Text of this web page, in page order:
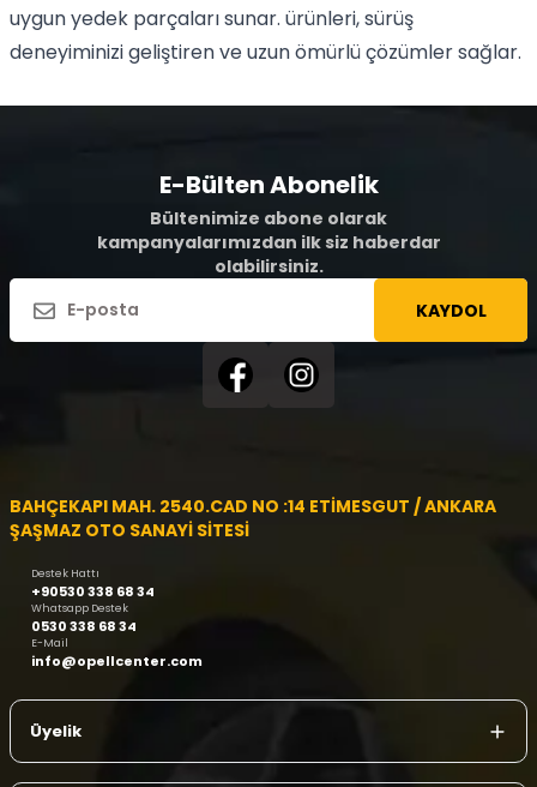
uygun yedek parçaları sunar. ürünleri, sürüş
deneyiminizi geliştiren ve uzun ömürlü çözümler sağlar.
E-Bülten Abonelik
Bültenimize abone olarak
kampanyalarımızdan ilk siz haberdar
olabilirsiniz.
KAYDOL
BAHÇEKAPI MAH. 2540.CAD NO :14 ETİMESGUT / ANKARA
ŞAŞMAZ OTO SANAYİ SİTESİ
Destek Hattı
+90530 338 68 34
Whatsapp Destek
0530 338 68 34
E-Mail
info@opellcenter.com
Üyelik